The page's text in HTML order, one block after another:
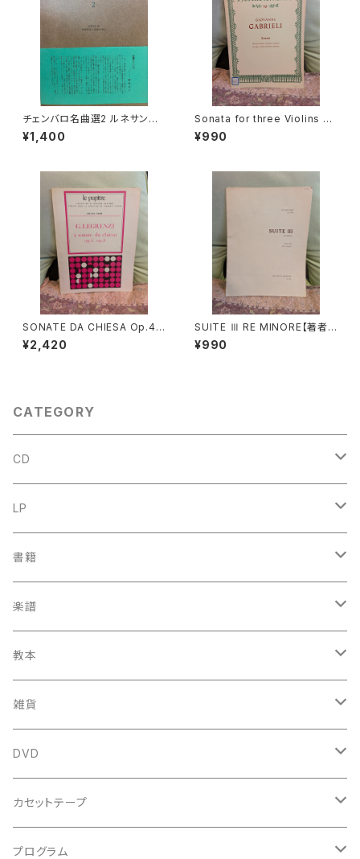
チェンバロ名曲選2 ルネサンス
からロココまで【編集：野村満
男】出版：東京コレギウム 199
¥1,400
Sonata for three Violins an
d Basso continuo【著者：GA
BRIELI】出版社：BÄRENREITE
¥990
SONATE DA CHIESA Op.4 -
Op.8【著者：G.LEGRENZI】出
版社：HEUGEL& Cie 1968年
¥2,420
SUITE Ⅲ RE MINORE【著者：
DIEUPART】出版社：EDITION
MOECK 1966年
¥990
CATEGORY
CD
古楽
中古CD
鍋島元子関連CD
古楽以外
中古CD
LP
古楽
中古LP
鍋島元子関連LP
古楽以外
中古LP
書籍
古楽関係
中古本
新古本
古楽以外
中古本
中古本
楽譜
古楽関係
スコア
鍵盤用
古楽以外
スコア
教本
古楽関係
古楽以外
雑貨
トートバッグ
バロック
ルネサンス
DVD
古楽
古楽以外
カセットテープ
古楽
プログラム